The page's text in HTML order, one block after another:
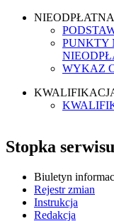
PUNKTY
WYKAZ
Stopka serwisu
Biuletyn
Rejestr zmian
Instrukcja
Redakcja